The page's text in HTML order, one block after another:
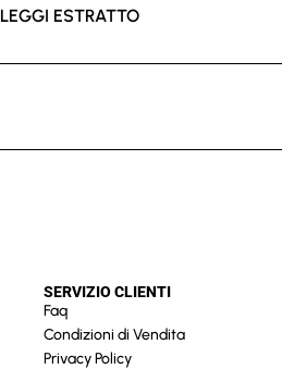
LEGGI ESTRATTO
SERVIZIO CLIENTI
Faq
Condizioni di Vendita
Privacy Policy